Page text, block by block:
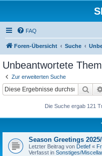
FAQ
Foren-Übersicht Suche
Unbeantwortete
Zur erweiterten Suche
Die Suche ergab 121
Season Greetings
Letzter Beitrag von Detlef «
Verfasst in Sonstiges/